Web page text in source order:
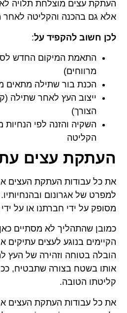
העתקת עצים מוצלחת תלויה
אלא גם בהכנה והקליטה לאחר
לכן חשוב להקפיד על:
התאמת המיקום החדש
מרווחים)
הכנת בור שתילה מתאים
ייצוב העץ לאחר שתילה
הצורך)
השקיה והזנה לפי הנחיות
הקליטה
העתקת עצים
את כל עבודות העתקת העצים
למפרט של אגרונום
מסופק על ידי חברתנו או על
כמובן שהתהליך לא מסתיים
הקיימים בנוגע לעצים עתיקים
הובלה בטוחה וזהירה של העץ
אותו בשטח בצורה שתבטיח,
קליטתו הטובה.
את כל עבודות העתקת העצים